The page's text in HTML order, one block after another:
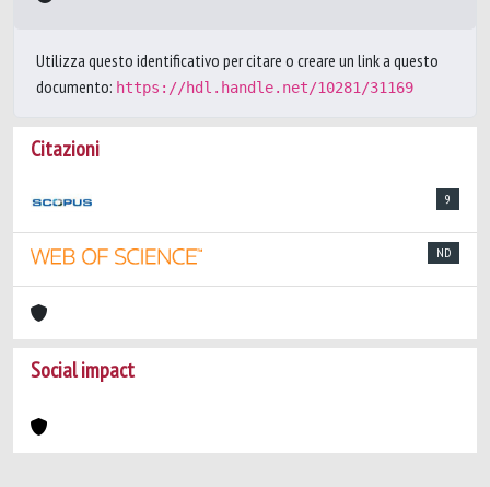
Utilizza questo identificativo per citare o creare un link a questo
documento: https://hdl.handle.net/10281/31169
Citazioni
9
ND
Social impact